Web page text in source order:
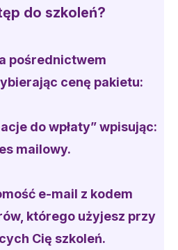
do szkoleń?
pośrednictwem
cenę pakietu:
do wpłaty” wpisując:
mailowy.
e-mail z kodem
którego użyjesz przy
Cię szkoleń.